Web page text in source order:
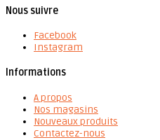
Nous suivre
Facebook
Instagram
Informations
A propos
Nos magasins
Nouveaux produits
Contactez-nous